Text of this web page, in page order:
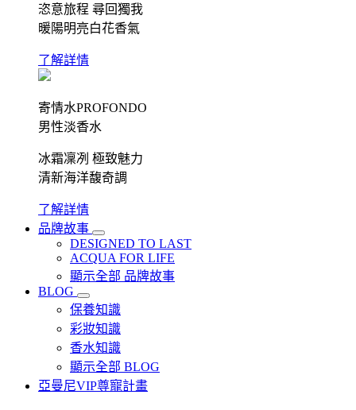
恣意旅程 尋回獨我
暖陽明亮白花香氣
了解詳情
寄情水PROFONDO
男性淡香水
冰霜凜冽 極致魅力
清新海洋馥奇調
了解詳情
品牌故事
DESIGNED TO LAST
ACQUA FOR LIFE
顯示全部 品牌故事
BLOG
保養知識
彩妝知識
香水知識
顯示全部 BLOG
亞曼尼VIP尊寵計畫